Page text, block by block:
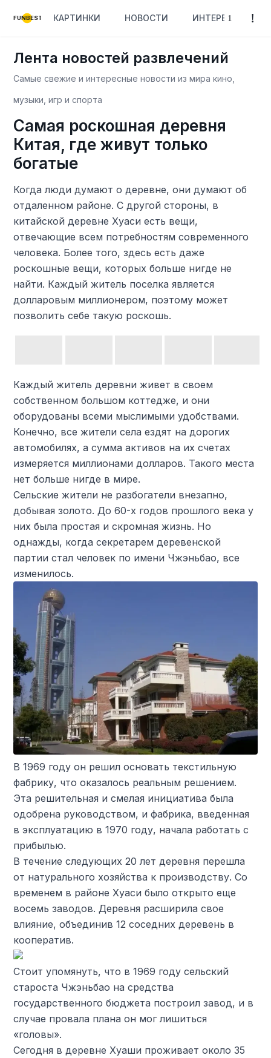
FUNBEST КАРТИНКИ НОВОСТИ ИНТЕРЕСНОЕ
Лента новостей развлечений
Самые свежие и интересные новости из мира кино,
музыки, игр и спорта
Самая роскошная деревня
Китая, где живут только
богатые
Когда люди думают о деревне, они думают об
отдаленном районе. С другой стороны, в
китайской деревне Хуаси есть вещи,
отвечающие всем потребностям современного
человека. Более того, здесь есть даже
роскошные вещи, которых больше нигде не
найти. Каждый житель поселка является
долларовым миллионером, поэтому может
позволить себе такую ​​роскошь.
Каждый житель деревни живет в своем
собственном большом коттедже, и они
оборудованы всеми мыслимыми удобствами.
Конечно, все жители села ездят на дорогих
автомобилях, а сумма активов на их счетах
измеряется миллионами долларов. Такого места
нет больше нигде в мире.
Сельские жители не разбогатели внезапно,
добывая золото. До 60-х годов прошлого века у
них была простая и скромная жизнь. Но
однажды, когда секретарем деревенской
партии стал человек по имени Чжэньбао, все
изменилось.
В 1969 году он решил основать текстильную
фабрику, что оказалось реальным решением.
Эта решительная и смелая инициатива была
одобрена руководством, и фабрика, введенная
в эксплуатацию в 1970 году, начала работать с
прибылью.
В течение следующих 20 лет деревня перешла
от натурального хозяйства к производству. Со
временем в районе Хуаси было открыто еще
восемь заводов. Деревня расширила свое
влияние, объединив 12 соседних деревень в
кооператив.
Стоит упомянуть, что в 1969 году сельский
староста Чжэньбао на средства
государственного бюджета построил завод, и в
случае провала плана он мог лишиться
«головы».
Сегодня в деревне Хуаши проживает около 35